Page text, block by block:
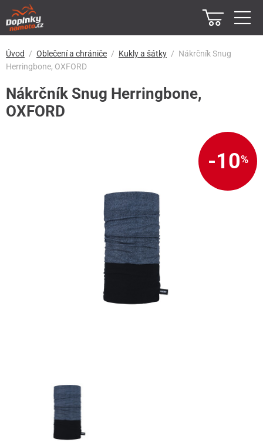
Úvod Oblečení a chrániče Kukly a šátky
Nákrčník Snug
Herringbone, OXFORD
Nákrčník Snug Herringbone,
OXFORD
-10%